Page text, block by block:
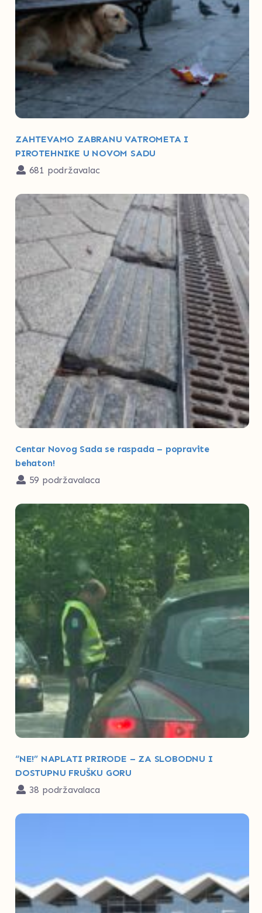
ZAHTEVAMO ZABRANU VATROMETA I
PIROTEHNIKE U NOVOM SADU
681 podržavalac
Centar Novog Sada se raspada – popravite
behaton!
59 podržavalaca
“NE!” NAPLATI PRIRODE – ZA SLOBODNU I
DOSTUPNU FRUŠKU GORU
38 podržavalaca